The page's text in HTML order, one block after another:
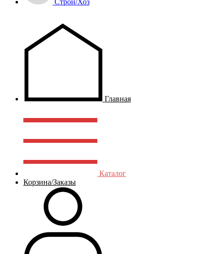
Строй/Хоз
Главная
Каталог
Корзина/Заказы